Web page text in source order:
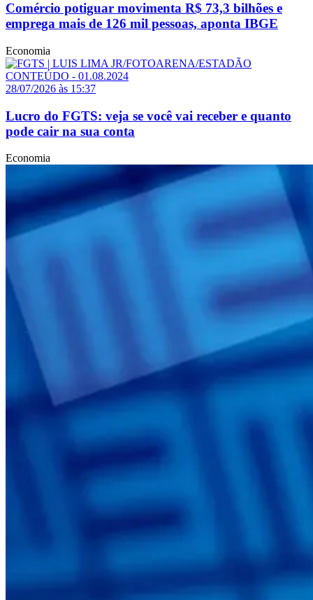
Comércio potiguar movimenta R$ 73,3 bilhões e
emprega mais de 126 mil pessoas, aponta IBGE
Economia
28/07/2026 às 15:37
Lucro do FGTS: veja se você vai receber e quanto
pode cair na sua conta
Economia